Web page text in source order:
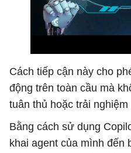
Cách tiếp cận này cho
động trên toàn cầu mà
tuân thủ hoặc trải
Bằng cách sử dụng
khai agent của mình đến